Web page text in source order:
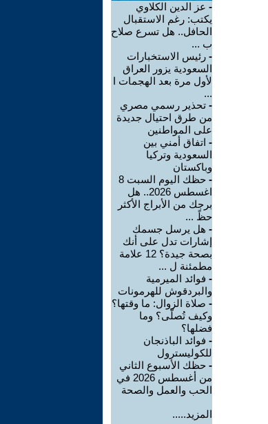
- عز الدين الكلاوي
يكتب: رغم الاستقبال
الحافل.. هل تسرع صلاح
ب ...
- رئيس الاستخبارات
السعودية يزور العراق
لأول مرة بعد الهجمات ا
...
- تحذير رسمي مصري
من طرق احتيال جديدة
على المواطنين
- اتفاق أمني بين
السعودية وتركيا
وباكستان
-
حظك اليوم السبت 8
اغسطس 2026.. هل
برجك من الأبراج الأكثر
حظً ...
- هل يرسل جسمك
إشارات تدل على أنك
بصحة جيدة؟ 12 علامة
مطمئنة ل ...
- فوائد الميرمية
والبردقوش للهرمونات
- صلاة الزوال: ما وقتها؟
وكيف تُصلّى؟ وما
فضلها؟
- فوائد الباذنجان
للكوليسترول
- حظك الأسبوع الثاني
من أغسطس 2026 في
الحب والعمل والصحة
المزيد.....